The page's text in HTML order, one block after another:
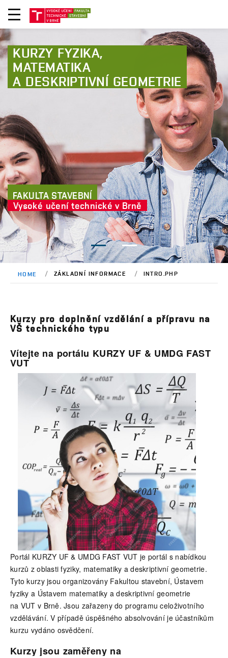
KURZY FYZIKA,
MATEMATIKA
A DESKRIPTIVNÍ GEOMETRIE
FAKULTA STAVEBNÍ
Vysoké učení technické v Brně
HOME ZÁKLADNÍ INFORMACE INTRO.PHP
Kurzy pro doplnění vzdělání a přípravu na
VŠ technického typu
Vítejte na portálu KURZY UF & UMDG FAST
VUT
Portál KURZY UF & UMDG FAST VUT je portál s nabídkou
kurzů z oblasti fyziky, matematiky a deskriptivní geometrie.
Tyto kurzy jsou organizovány Fakultou stavební, Ústavem
fyziky a Ústavem matematiky a deskriptivní geometrie
na VUT v Brně. Jsou zařazeny do programu celoživotního
vzdělávání. V případě úspěšného absolvování je účastníkům
kurzu vydáno osvědčení.
Kurzy jsou zaměřeny na